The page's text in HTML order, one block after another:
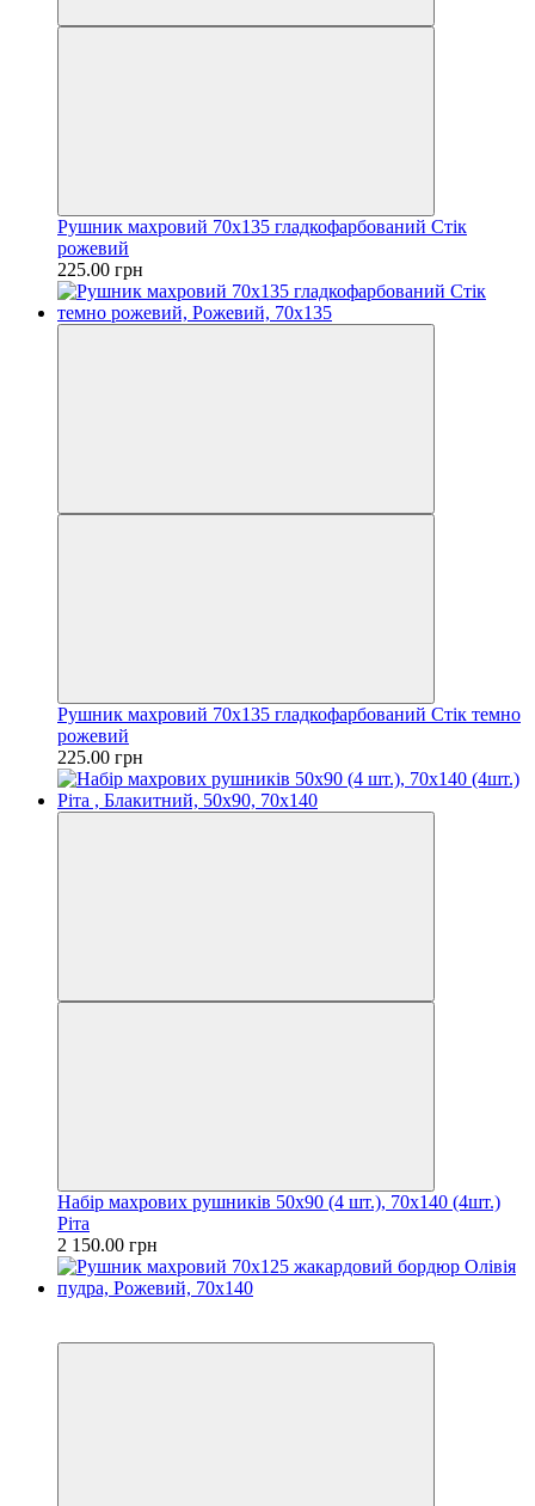
Рушник махровий 70х135 гладкофарбований Стік
рожевий
225.00 грн
Рушник махровий 70х135 гладкофарбований Стік темно
рожевий
225.00 грн
Набір махрових рушників 50х90 (4 шт.), 70х140 (4шт.)
Ріта
2 150.00 грн